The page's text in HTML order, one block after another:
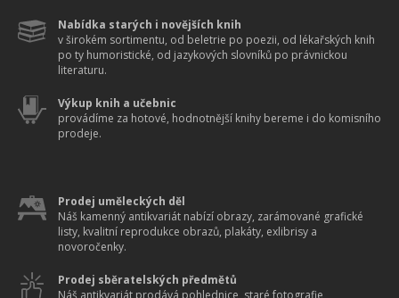
Nabídka starých i novějších knih
v širokém sortimentu, od beletrie po poezii, od lékařských knih
po ty humoristické, od jazykových slovníků po právnickou
literaturu.
Výkup knih a učebnic
provádíme za hotové, hodnotnější knihy bereme i do komisního
prodeje.
Prodej uměleckých děl
Náš kamenný antikvariát nabízí obrazy, zarámované grafické
listy, kvalitní reprodukce obrazů, plakáty, exlibrisy a
novoročenky.
Prodej sběratelských předmětů
Náš antikvariát prodává pohlednice, staré fotografie,